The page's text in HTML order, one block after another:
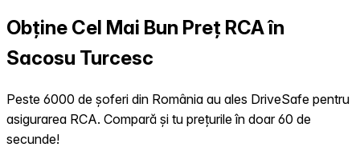
Obține Cel Mai Bun Preț RCA în
Sacosu Turcesc
Peste 6000 de șoferi din România au ales DriveSafe pentru
asigurarea RCA. Compară și tu prețurile în doar 60 de
secunde!